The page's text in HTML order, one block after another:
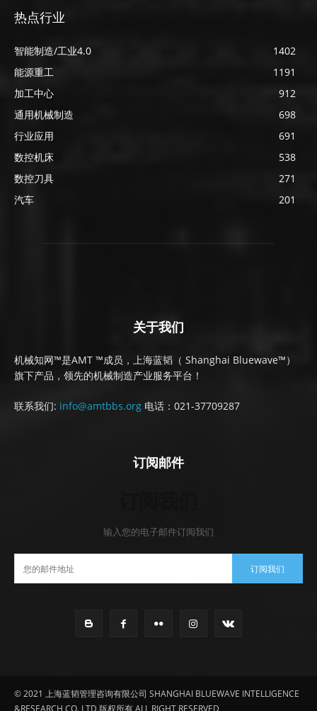
热点行业
智能制造/工业4.0
1402
能源重工
1191
加工中心
912
通用机械制造
698
行业应用
691
数控机床
538
数控刀具
271
汽车
201
关于我们
机械知网™是AMT ™成员，上海蓝韬（ Shanghai Bluewave™）
旗下产品，领先的机械制造产业服务平台！
联系我们: info@amtbbs.org 电话：021-37709287
订阅邮件
输入您的电子邮件订阅我们
订阅我们
© 2021 上海蓝韬管理咨询有限公司 SHANGHAI BLUEWAVE INTELLIGENCE